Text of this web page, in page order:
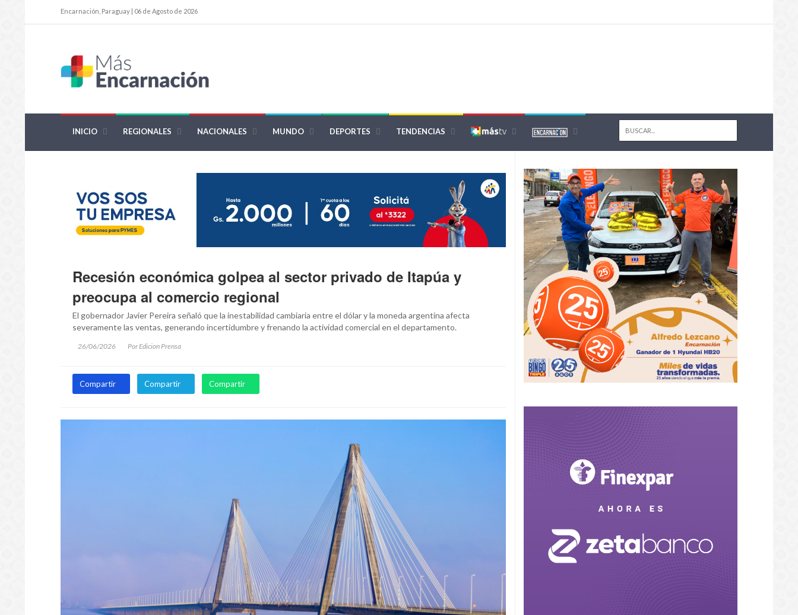
Encarnación, Paraguay | 06 de Agosto de 2026
INICIO REGIONALES NACIONALES MUNDO DEPORTES TENDENCIAS
Recesión económica golpea al sector privado de Itapúa y
preocupa al comercio regional
El gobernador Javier Pereira señaló que la inestabilidad cambiaria entre el dólar y la moneda argentina afecta
severamente las ventas, generando incertidumbre y frenando la actividad comercial en el departamento.
26/06/2026 Por Edicion Prensa
Compartir Compartir Compartir